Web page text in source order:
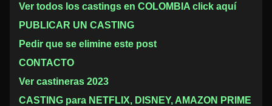
Ver todos los castings en COLOMBIA click aquí
PUBLICAR UN CASTING
Pedir que se elimine este post
CONTACTO
Ver castineras 2023
CASTING para NETFLIX, DISNEY, AMAZON PRIME